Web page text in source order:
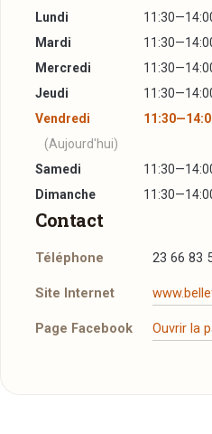
Les amateurs de sensations
bonheur au CASINO 2000
de
Ainsi que les amoureux de
toutes les informations
trouvant face à
Lundi
Mardi
Mercredi
Jeudi
Vendredi
(Aujourd'hui)
Samedi
Dimanche
Contact
Téléphone 23 66 83
Site Internet
Page Facebook Ouvrir la